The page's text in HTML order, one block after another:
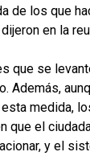
de los que
en la
que se
Además,
medida,
que el
y el